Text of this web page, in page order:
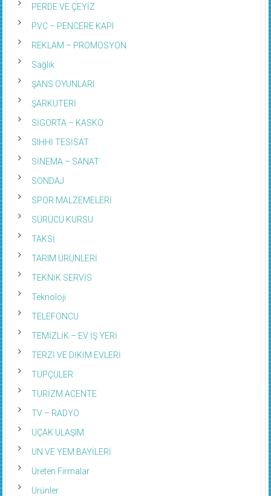
PERDE VE ÇEYİZ
PVC – PENCERE KAPI
REKLAM – PROMOSYON
Sağlık
ŞANS OYUNLARI
ŞARKÜTERİ
SİGORTA – KASKO
SIHHİ TESİSAT
SİNEMA – SANAT
SONDAJ
SPOR MALZEMELERİ
SÜRÜCÜ KURSU
TAKSİ
TARIM ÜRÜNLERİ
TEKNİK SERVİS
Teknoloji
TELEFONCU
TEMİZLİK – EV İŞ YERİ
TERZİ VE DİKİM EVLERİ
TÜPÇÜLER
TURİZM ACENTE
TV – RADYO
UÇAK ULAŞIM
UN VE YEM BAYİLERİ
Üreten Firmalar
Ürünler